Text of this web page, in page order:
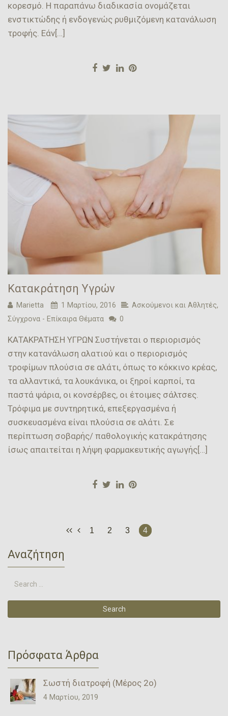
κορεσμό. Η παραπάνω διαδικασία ονομάζεται
ενστικτώδης ή ενδογενώς ρυθμιζόμενη κατανάλωση
τροφής. Εάν[…]
Κατακράτηση Υγρών
Marietta 1 Μαρτίου, 2016 Ασκούμενοι και Αθλητές,
Σύγχρονα - Επίκαιρα Θέματα
0
ΚΑΤΑΚΡΑΤΗΣΗ ΥΓΡΩΝ Συστήνεται ο περιορισμός
στην κατανάλωση αλατιού και ο περιορισμός
τροφίμων πλούσια σε αλάτι, όπως το κόκκινο κρέας,
τα αλλαντικά, τα λουκάνικα, οι ξηροί καρποί, τα
παστά ψάρια, οι κονσέρβες, οι έτοιμες σάλτσες.
Τρόφιμα με συντηρητικά, επεξεργασμένα ή
συσκευασμένα είναι πλούσια σε αλάτι. Σε
περίπτωση σοβαρής/ παθολογικής κατακράτησης
ίσως απαιτείται η λήψη φαρμακευτικής αγωγής[…]
1 2 3 4
Αναζήτηση
Πρόσφατα Άρθρα
Σωστή διατροφή (Μέρος 2ο)
4 Μαρτίου, 2019